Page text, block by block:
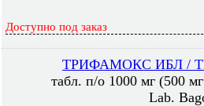
Доступно под заказ
ТРИФАМОКС ИБЛ /
табл. п/о 1000 мг (500
Lab.